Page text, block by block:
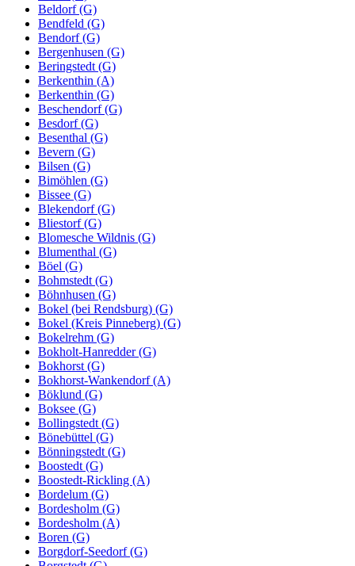
Beldorf (G)
Bendfeld (G)
Bendorf (G)
Bergenhusen (G)
Beringstedt (G)
Berkenthin (A)
Berkenthin (G)
Beschendorf (G)
Besdorf (G)
Besenthal (G)
Bevern (G)
Bilsen (G)
Bimöhlen (G)
Bissee (G)
Blekendorf (G)
Bliestorf (G)
Blomesche Wildnis (G)
Blumenthal (G)
Böel (G)
Bohmstedt (G)
Böhnhusen (G)
Bokel (bei Rendsburg) (G)
Bokel (Kreis Pinneberg) (G)
Bokelrehm (G)
Bokholt-Hanredder (G)
Bokhorst (G)
Bokhorst-Wankendorf (A)
Böklund (G)
Boksee (G)
Bollingstedt (G)
Bönebüttel (G)
Bönningstedt (G)
Boostedt (G)
Boostedt-Rickling (A)
Bordelum (G)
Bordesholm (G)
Bordesholm (A)
Boren (G)
Borgdorf-Seedorf (G)